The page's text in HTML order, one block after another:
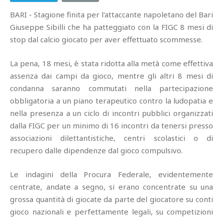
BARI - Stagione finita per l'attaccante napoletano del Bari
Giuseppe Sibilli che ha patteggiato con la FIGC 8 mesi di
stop dal calcio giocato per aver effettuato scommesse.
La pena, 18 mesi, è stata ridotta alla metà come effettiva
assenza dai campi da gioco, mentre gli altri 8 mesi di
condanna saranno commutati nella partecipazione
obbligatoria a un piano terapeutico contro la ludopatia e
nella presenza a un ciclo di incontri pubblici organizzati
dalla FIGC per un minimo di 16 incontri da tenersi presso
associazioni dilettantistiche, centri scolastici o di
recupero dalle dipendenze dal gioco compulsivo.
Le indagini della Procura Federale, evidentemente
centrate, andate a segno, si erano concentrate su una
grossa quantità di giocate da parte del giocatore su conti
gioco nazionali e perfettamente legali, su competizioni